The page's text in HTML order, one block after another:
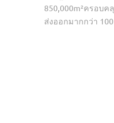
850,000m²ครอบ
ส่งออกมากกว่า